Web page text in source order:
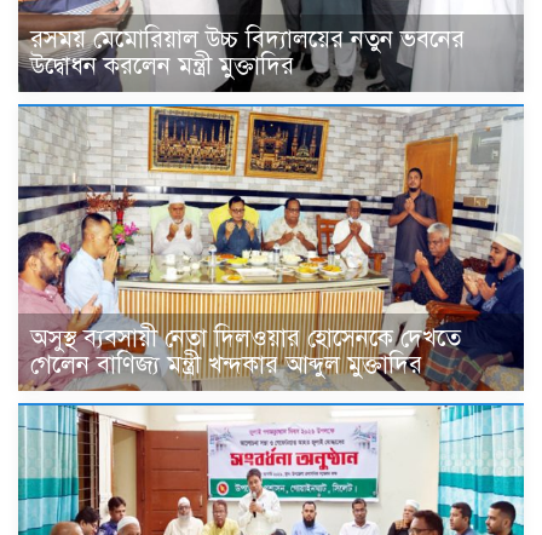
রসময় মেমোরিয়াল উচ্চ বিদ্যালয়ের নতুন ভবনের
উদ্বোধন করলেন মন্ত্রী মুক্তাদির
অসুস্থ ব্যবসায়ী নেতা দিলওয়ার হোসেনকে দেখতে
গেলেন বাণিজ্য মন্ত্রী খন্দকার আব্দুল মুক্তাদির